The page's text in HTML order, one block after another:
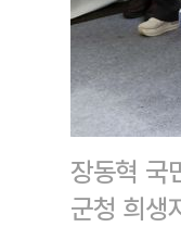
장동혁 국
군청 희생